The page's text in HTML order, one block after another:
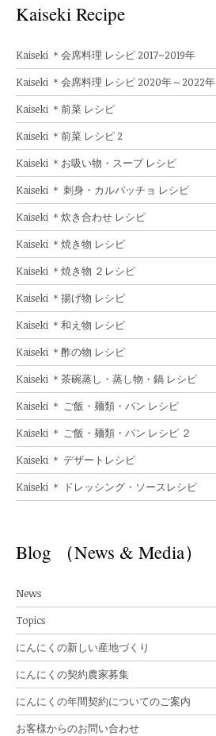
Kaiseki Recipe
Kaiseki ＊会席料理 レシピ 2017~2019年
Kaiseki ＊会席料理 レシピ 2020年～2022年
Kaiseki ＊前菜 レシピ
Kaiseki ＊前菜 レシピ 2
Kaiseki ＊お吸い物・スープ レシピ
Kaiseki ＊ 刺身・カルパッチョ レシピ
Kaiseki ＊炊き合わせ レシピ
Kaiseki ＊焼き物 レシピ
Kaiseki ＊焼き物 ２レシピ
Kaiseki ＊揚げ物 レシピ
Kaiseki ＊和え物 レシピ
Kaiseki ＊酢の物 レシピ
Kaiseki ＊茶碗蒸し・蒸し物・鍋 レシピ
Kaiseki ＊ ご飯・麺類・パン レシピ
Kaiseki ＊ ご飯・麺類・パン レシピ ２
Kaiseki ＊ デザートレシピ
Kaiseki ＊ ドレッシング・ソースレシピ
Blog （News & Media）
News
Topics
にんにくの新しい産地づくり
にんにくの契約農家募集
にんにくの年間契約についてのご案内
お客様からのお問い合わせ